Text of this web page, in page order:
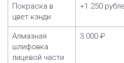
Покраска в
цвет кэнди
+1 250
Алмазная
шлифовка
лицевой части
3 000 ₽